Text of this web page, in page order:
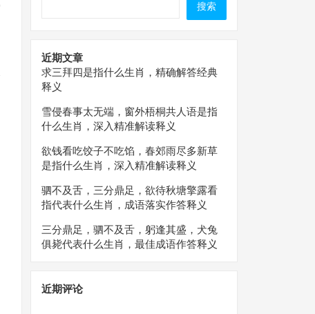
搜索
近期文章
求三拜四是指什么生肖，精确解答经典
释义
雪侵春事太无端，窗外梧桐共人语是指
什么生肖，深入精准解读释义
欲钱看吃饺子不吃馅，春郊雨尽多新草
是指什么生肖，深入精准解读释义
驷不及舌，三分鼎足，欲待秋塘擎露看
指代表什么生肖，成语落实作答释义
三分鼎足，驷不及舌，躬逢其盛，犬兔
俱毙代表什么生肖，最佳成语作答释义
近期评论